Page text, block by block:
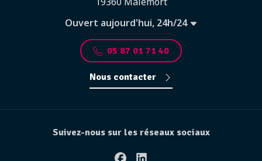
Ouvert aujourd'hui, 24h/24
05 87 01 71 40
Nous contacter
Suivez-nous sur les réseaux sociaux